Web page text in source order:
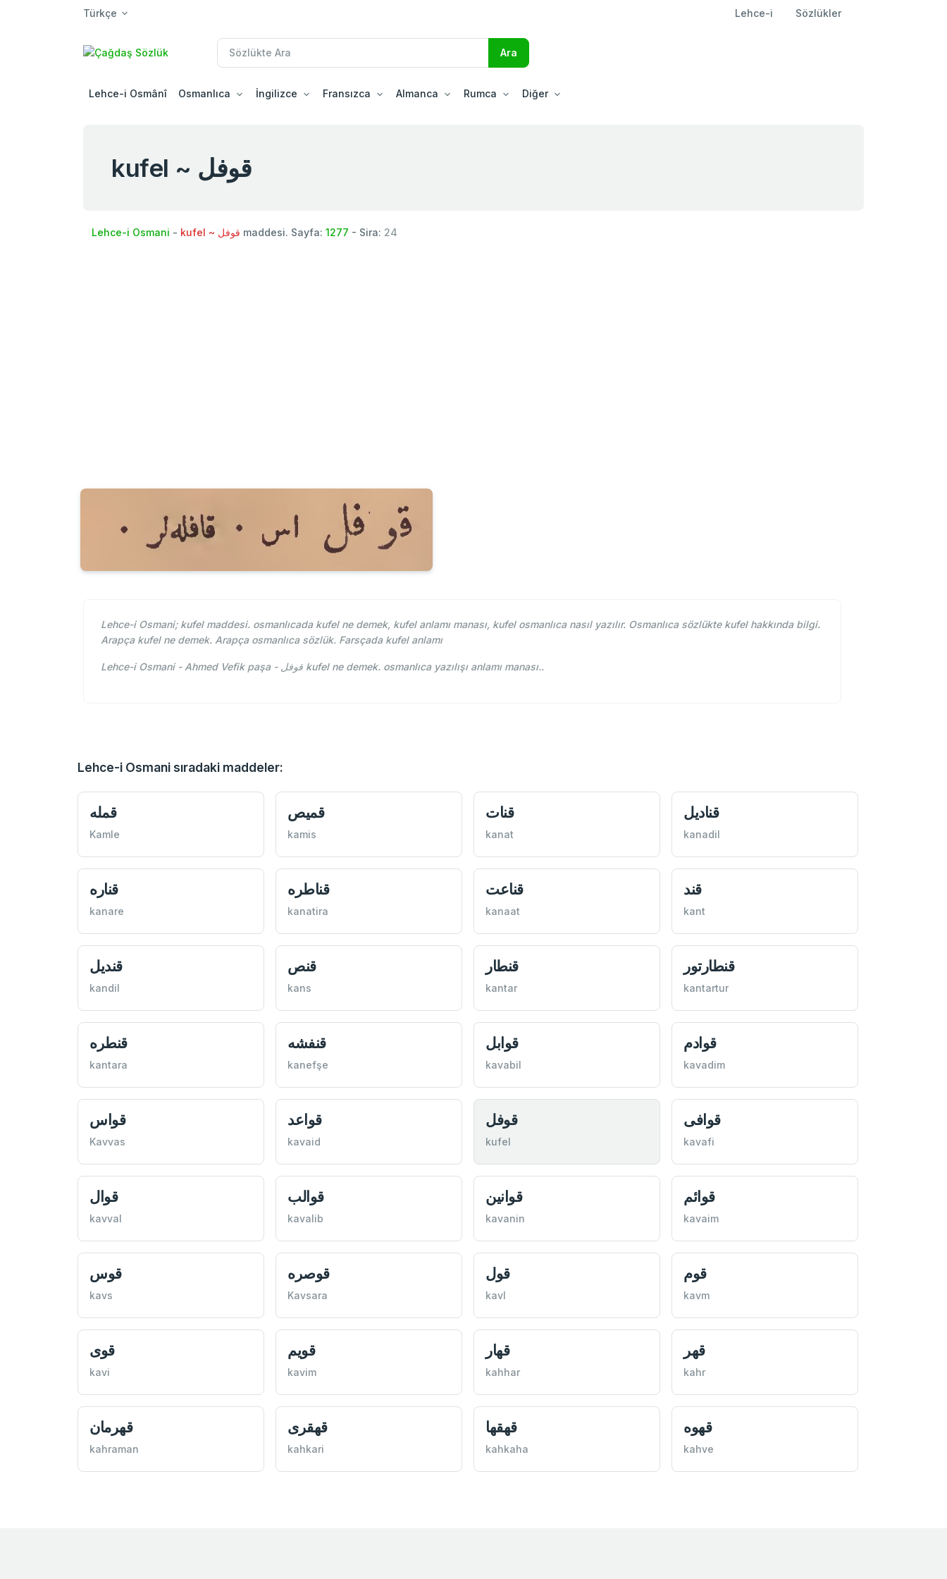
Türkçe Lehce-i Sözlükler
Lehce-i Osmânî Osmanlıca İngilizce Fransızca Almanca Rumca Diğer
kufel ~ قوفل
Lehce-i Osmani - kufel ~ قوفل maddesi. Sayfa: 1277 - Sira: 24
Lehce-i Osmani; kufel maddesi. osmanlıcada kufel ne demek, kufel anlamı manası, kufel osmanlıca nasıl yazılır. Osmanlıca sözlükte kufel hakkında bilgi.
Arapça kufel ne demek. Arapça osmanlıca sözlük. Farsçada kufel anlamı
Lehce-i Osmani - Ahmed Vefik paşa - قوفل kufel ne demek. osmanlıca yazılışı anlamı manası..
Lehce-i Osmani sıradaki maddeler:
قمله
Kamle
قميص
kamis
قنات
kanat
قناديل
kanadil
قناره
kanare
قناطره
kanatira
قناعت
kanaat
قند
kant
قنديل
kandil
قنص
kans
قنطار
kantar
قنطارتور
kantartur
قنطره
kantara
قنفشه
kanefşe
قوابل
kavabil
قوادم
kavadim
قواس
Kavvas
قواعد
kavaid
قوفل
kufel
قوافی
kavafi
قوال
kavval
قوالب
kavalib
قوانين
kavanin
قوائم
kavaim
قوس
kavs
قوصره
Kavsara
قول
kavl
قوم
kavm
قوی
kavi
قويم
kavim
قهار
kahhar
قهر
kahr
قهرمان
kahraman
قهقری
kahkari
قهقها
kahkaha
قهوه
kahve